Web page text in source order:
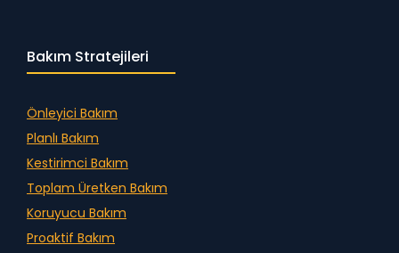
Bakım Stratejileri
Önleyici Bakım
Planlı Bakım
Kestirimci Bakım
Toplam Üretken Bakım
Koruyucu Bakım
Proaktif Bakım